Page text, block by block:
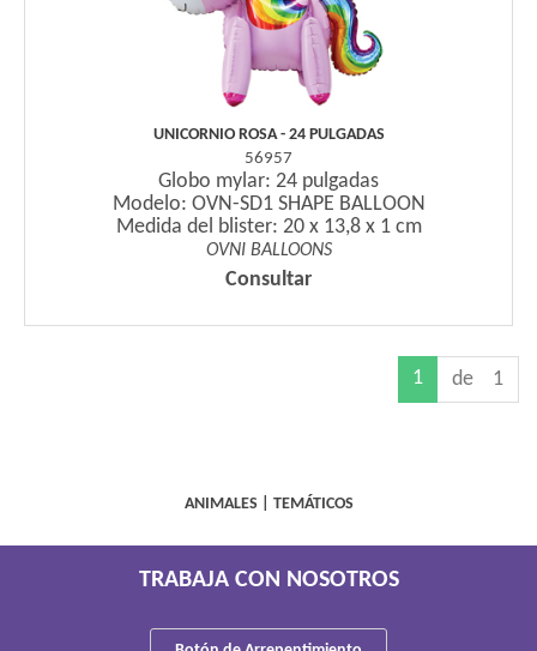
UNICORNIO ROSA - 24 PULGADAS
56957
Globo mylar: 24 pulgadas
Modelo: OVN-SD1 SHAPE BALLOON
Medida del blister: 20 x 13,8 x 1 cm
OVNI BALLOONS
Consultar
1 de 1
ANIMALES TEMÁTICOS
TRABAJA CON NOSOTROS